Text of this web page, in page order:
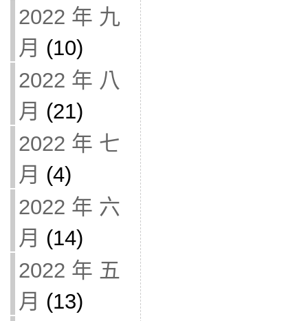
2022 年 九
月 (10)
2022 年 八
月 (21)
2022 年 七
月 (4)
2022 年 六
月 (14)
2022 年 五
月 (13)